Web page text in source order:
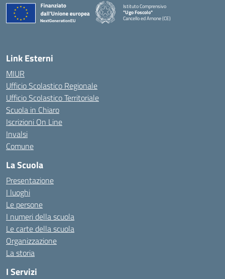
Istituto Comprensivo
"Ugo Foscolo"
Cancello ed Arnone (CE)
Link Esterni
MIUR
Ufficio Scolastico Regionale
Ufficio Scolastico Territoriale
Scuola in Chiaro
Iscrizioni On Line
Invalsi
Comune
La Scuola
Presentazione
I luoghi
Le persone
I numeri della scuola
Le carte della scuola
Organizzazione
La storia
I Servizi